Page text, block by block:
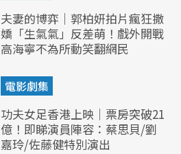
夫妻的博弈｜郭柏妍拍片瘋狂撒
嬌「生氣氣」反差萌！戲外開戰
高海寧不為所動笑翻網民
電影劇集
功夫女足香港上映｜票房突破21
億！即睇演員陣容：蔡思貝/劉
嘉玲/佐藤健特別演出